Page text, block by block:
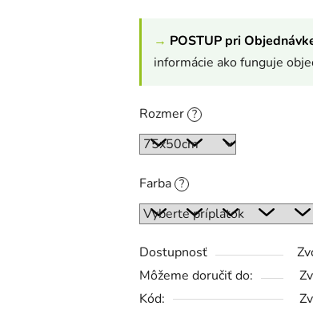
→ POSTUP pri
informácie ako funguje
Rozmer ?
Farba ?
Dostupnosť
Môžeme doručiť do:
Kód: